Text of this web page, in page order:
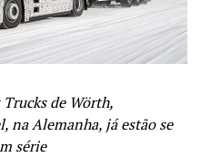
de Wörth,
na Alemanha, já estão se
série